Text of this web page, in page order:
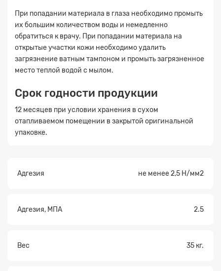
При попадании материала в глаза необходимо промыть
их большим количеством воды и немедленно
обратиться к врачу. При попадании материала на
открытые участки кожи необходимо удалить
загрязнение ватным тампоном и промыть загрязненное
место теплой водой с мылом.
Срок годности продукции
12 месяцев при условии хранения в сухом
отапливаемом помещении в закрытой оригинальной
упаковке.
Адгезия не менее 2,5 Н/мм2
Адгезия, МПА 2.5
Вес 35 кг.